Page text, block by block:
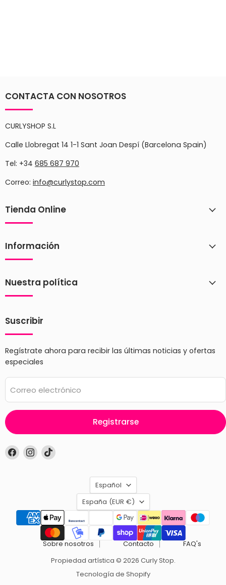
CONTACTA CON NOSOTROS
CURLYSHOP S.L
Calle Llobregat 14 1-1 Sant Joan Despí (Barcelona Spain)
Tel: +34 685 687 970
Correo: info@curlystop.com
Tienda Online
Información
Nuestra política
Suscribir
Regístrate ahora para recibir las últimas noticias y ofertas
especiales
Correo electrónico
Registrarse
Encuéntrenos
en
Encuéntrenos
en
Encuéntrenos
Idioma
Español
País
España (EUR €)
Sobre nosotros Contacto
FAQ's
Propiedad artística © 2026 Curly Stop.
Tecnología de Shopify